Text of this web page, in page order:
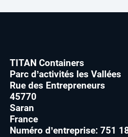
TITAN Containers
Parc d’activités les Vallées
Rue des Entrepreneurs
45770
Saran
France
Numéro d’entreprise: 751